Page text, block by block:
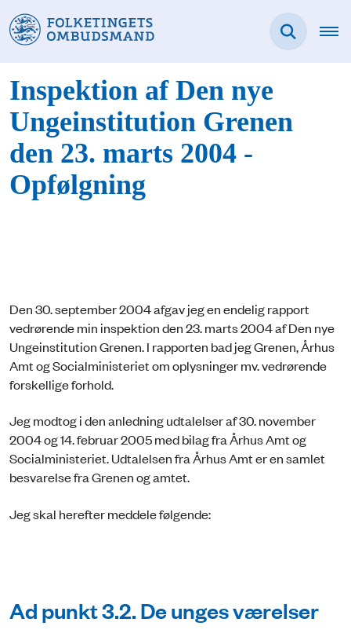
Inspektion af Den nye
Ungeinstitution Grenen
den 23. marts 2004 -
Opfølgning
Den 30. september 2004 afgav jeg en endelig rapport
vedrørende min inspektion den 23. marts 2004 af Den nye
Ungeinstitution Grenen. I rapporten bad jeg Grenen, Århus
Amt og Socialministeriet om oplysninger mv. vedrørende
forskellige forhold.
Jeg modtog i den anledning udtalelser af 30. november
2004 og 14. februar 2005 med bilag fra Århus Amt og
Socialministeriet. Udtalelsen fra Århus Amt er en samlet
besvarelse fra Grenen og amtet.
Jeg skal herefter meddele følgende:
Ad punkt 3.2. De unges værelser